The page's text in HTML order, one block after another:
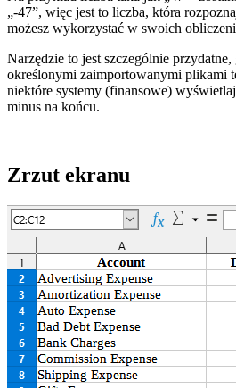
„-47”, więc jest to liczba, która
możesz wykorzystać w swoich
Narzędzie to jest szczególnie przydatne,
określonymi zaimportowanymi plikami
niektóre systemy (finansowe)
minus na końcu.
Zrzut ekranu